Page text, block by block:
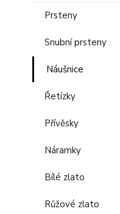
Prsteny
Snubní prsteny
Náušnice
Řetízky
Přívěsky
Náramky
Bílé zlato
Růžové zlato